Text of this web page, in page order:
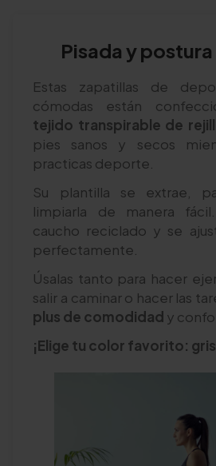
Pisada y
Estas zapatillas de
cómodas están
tejido transpirable de
pies sanos y secos
practicas deporte.
Su plantilla se extrae,
limpiarla de manera
caucho reciclado y se
perfectamente.
Úsalas tanto para hacer
salir a caminar o hacer las
plus de comodidad y
¡Elige tu color favorito: